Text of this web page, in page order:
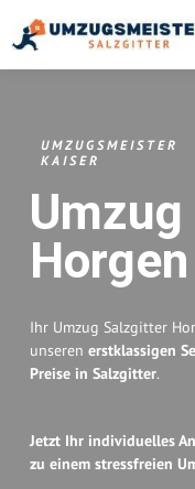
UMZUGSMEISTER
KAISER
Horgen
Ihr Umzug Salzgitter
unseren erstklassigen
Preise in Salzgitter.
Jetzt Ihr individuelles
zu einem stressfreien